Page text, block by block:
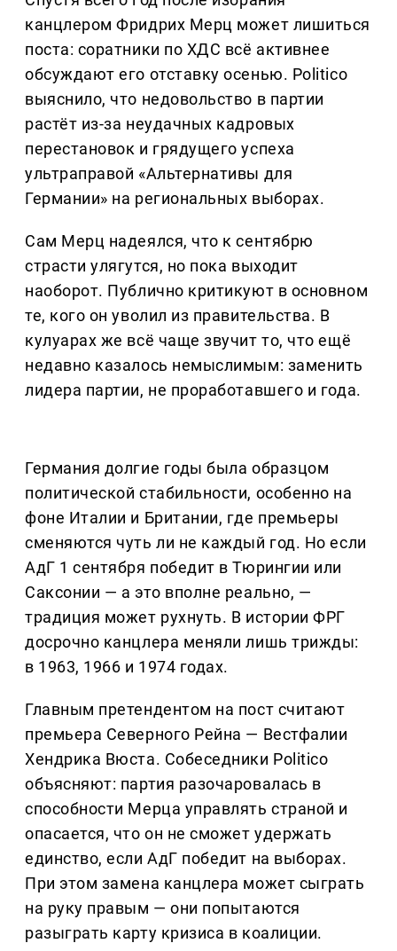
канцлером Фридрих Мерц может лишиться
поста: соратники по ХДС всё активнее
обсуждают его отставку осенью. Politico
выяснило, что недовольство в партии
растёт из-за неудачных кадровых
перестановок и грядущего успеха
ультраправой «Альтернативы для
Германии» на региональных выборах.
Сам Мерц надеялся, что к сентябрю
страсти улягутся, но пока выходит
наоборот. Публично критикуют в основном
те, кого он уволил из правительства. В
кулуарах же всё чаще звучит то, что ещё
недавно казалось немыслимым: заменить
лидера партии, не проработавшего и года.
Германия долгие годы была образцом
политической стабильности, особенно на
фоне Италии и Британии, где премьеры
сменяются чуть ли не каждый год. Но если
АдГ 1 сентября победит в Тюрингии или
Саксонии — а это вполне реально, —
традиция может рухнуть. В истории ФРГ
досрочно канцлера меняли лишь трижды:
в 1963, 1966 и 1974 годах.
Главным претендентом на пост считают
премьера Северного Рейна — Вестфалии
Хендрика Вюста. Собеседники Politico
объясняют: партия разочаровалась в
способности Мерца управлять страной и
опасается, что он не сможет удержать
единство, если АдГ победит на выборах.
При этом замена канцлера может сыграть
на руку правым — они попытаются
разыграть карту кризиса в коалиции.